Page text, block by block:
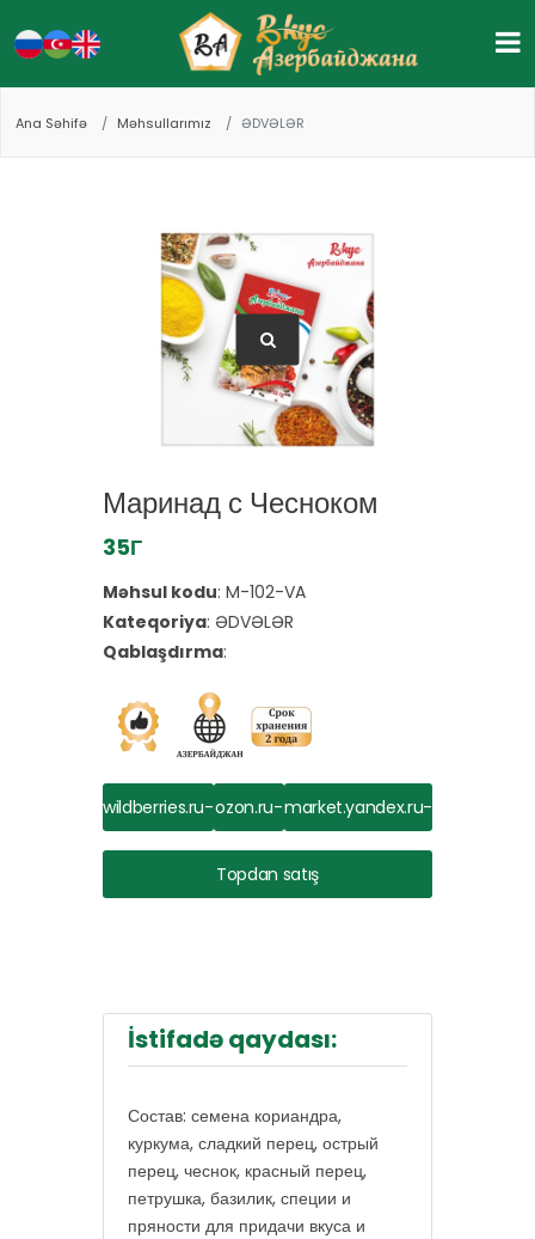
Ana Səhifə Məhsullarımız ƏDVƏLƏR
Маринад с Чесноком
35Г
Məhsul kodu: M-102-VA
Kateqoriya: ƏDVƏLƏR
Qablaşdırma:
wildberries.ru-
dən al
ozon.ru-
dən al
market.yandex.ru-
dən al
Topdan satış
İstifadə qaydası:
Состав: семена кориандра,
куркума, сладкий перец, острый
перец, чеснок, красный перец,
петрушка, базилик, специи и
пряности для придачи вкуса и